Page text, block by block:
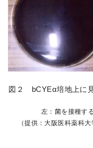
図２ bCYEα培地上に
左：菌を接種す
（提供：大阪医科薬科